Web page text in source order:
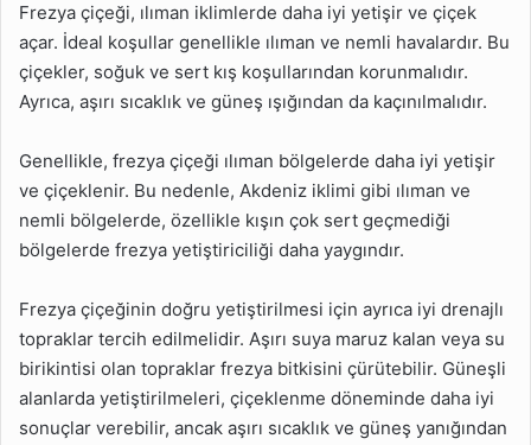
Frezya çiçeği, ılıman iklimlerde daha iyi yetişir ve çiçek
açar. İdeal koşullar genellikle ılıman ve nemli havalardır. Bu
çiçekler, soğuk ve sert kış koşullarından korunmalıdır.
Ayrıca, aşırı sıcaklık ve güneş ışığından da kaçınılmalıdır.
Genellikle, frezya çiçeği ılıman bölgelerde daha iyi yetişir
ve çiçeklenir. Bu nedenle, Akdeniz iklimi gibi ılıman ve
nemli bölgelerde, özellikle kışın çok sert geçmediği
bölgelerde frezya yetiştiriciliği daha yaygındır.
Frezya çiçeğinin doğru yetiştirilmesi için ayrıca iyi drenajlı
topraklar tercih edilmelidir. Aşırı suya maruz kalan veya su
birikintisi olan topraklar frezya bitkisini çürütebilir. Güneşli
alanlarda yetiştirilmeleri, çiçeklenme döneminde daha iyi
sonuçlar verebilir, ancak aşırı sıcaklık ve güneş yanığından